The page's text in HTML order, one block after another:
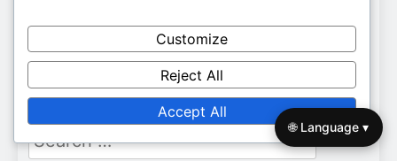
Kamienie milowe inwazji
Szukaj
Customize
Reject All
Accept All
🌐 Language ▾